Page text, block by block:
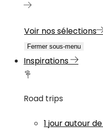
Voir nos sélections
Fermer sous-menu
Inspirations
Road trips
1 jour autour